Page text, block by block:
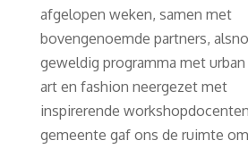
afgelopen weken, samen met
bovengenoemde partners,
geweldig programma met
art en fashion neergezet met
inspirerende
gemeente gaf ons de ruimte om